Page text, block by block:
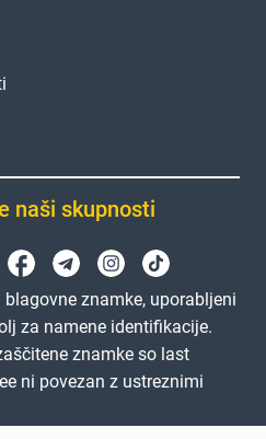
naši skupnosti
znamke, uporabljeni
za namene identifikacije.
znamke so last
ni povezan z ustreznimi